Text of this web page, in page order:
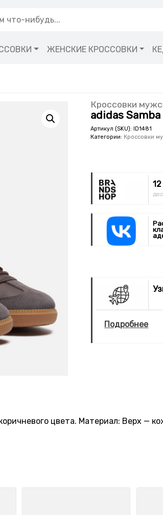
ЖЕНСКИЕ КРОССОВКИ
Кроссовки
adidas Samba
Артикул (SKU):ID1481
Категории: Кроссовки
Подробнее
цвета. Материал: Верх —